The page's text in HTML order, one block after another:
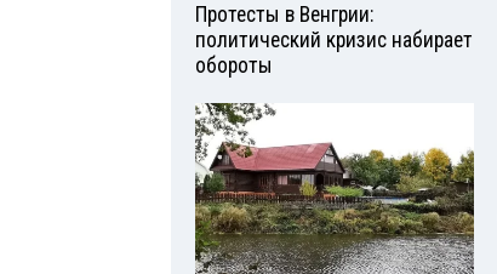
Протесты в Венгрии:
политический кризис набирает
обороты